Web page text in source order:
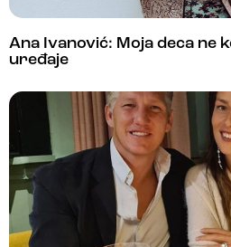
Ana Ivanović: Moja deca ne
uređaje